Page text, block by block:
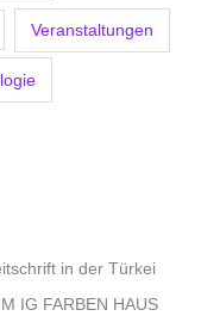
Veranstaltungen
in der Türkei
IG FARBEN HAUS